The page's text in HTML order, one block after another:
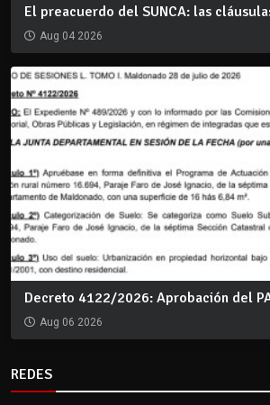
El preacuerdo del SUNCA: las
Aug 04 2026
Decreto 4122/2026: Aprobación del
Aug 06 2026
REDES